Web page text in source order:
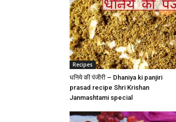
Recipes
धनिये की पंजीरी – Dhaniya ki panjiri
prasad recipe Shri Krishan
Janmashtami special